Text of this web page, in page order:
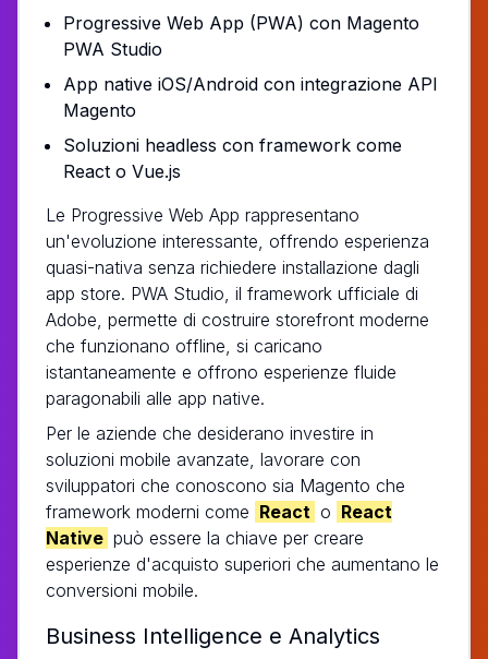
Progressive Web App (PWA) con Magento
PWA Studio
App native iOS/Android con integrazione API
Magento
Soluzioni headless con framework come
React o Vue.js
Le Progressive Web App rappresentano
un'evoluzione interessante, offrendo esperienza
quasi-nativa senza richiedere installazione dagli
app store. PWA Studio, il framework ufficiale di
Adobe, permette di costruire storefront moderne
che funzionano offline, si caricano
istantaneamente e offrono esperienze fluide
paragonabili alle app native.
Per le aziende che desiderano investire in
soluzioni mobile avanzate, lavorare con
sviluppatori che conoscono sia Magento che
framework moderni come React o React
Native può essere la chiave per creare
esperienze d'acquisto superiori che aumentano le
conversioni mobile.
Business Intelligence e Analytics